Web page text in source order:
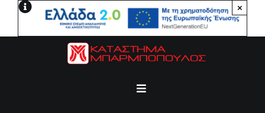
Μετάβαση
×
Toggle